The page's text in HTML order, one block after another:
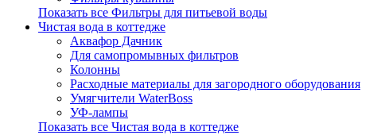
Показать все Фильтры для питьевой воды
Чистая вода в коттедже
Аквафор Дачник
Для самопромывных фильтров
Колонны
Расходные материалы для загородного оборудования
Умягчители WaterBoss
УФ-лампы
Показать все Чистая вода в коттедже